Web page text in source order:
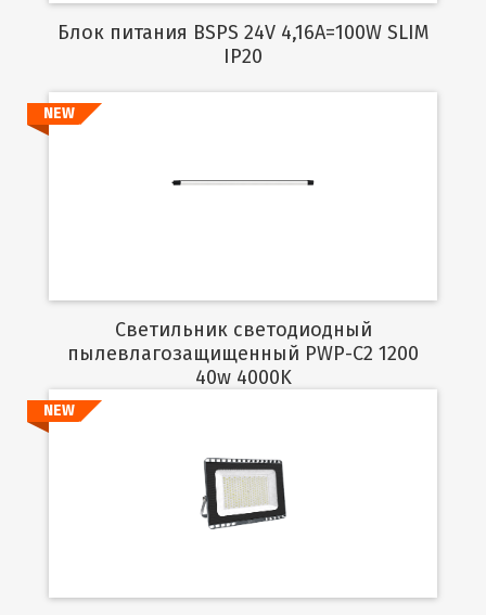
Блок питания BSPS 24V 4,16A=100W SLIM
IP20
NEW
Светильник светодиодный
пылевлагозащищенный PWP-C2 1200
40w 4000K
Подробнее
NEW